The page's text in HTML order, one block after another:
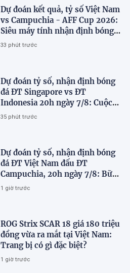
Dự đoán kết quả, tỷ số Việt Nam
vs Campuchia - AFF Cup 2026:
Siêu máy tính nhận định bóng
đá hôm nay
33 phút trước
Dự đoán tỷ số, nhận định bóng
đá ĐT Singapore vs ĐT
Indonesia 20h ngày 7/8: Cuộc
chiến sống còn
35 phút trước
Dự đoán tỷ số, nhận định bóng
đá ĐT Việt Nam đấu ĐT
Campuchia, 20h ngày 7/8: Bữa
tiệc bàn thắng tại Mỹ Đình
1 giờ trước
ROG Strix SCAR 18 giá 180 triệu
đồng vừa ra mắt tại Việt Nam:
Trang bị có gì đặc biệt?
1 giờ trước